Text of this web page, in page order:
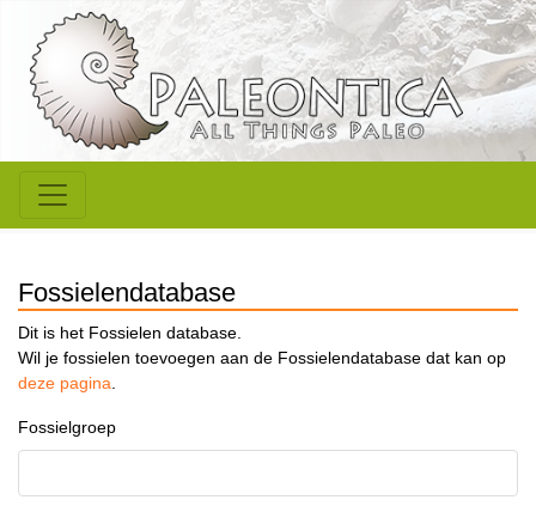
Fossielendatabase
Dit is het Fossielen database.
Wil je fossielen toevoegen aan de Fossielendatabase dat kan op
deze pagina.
Fossielgroep